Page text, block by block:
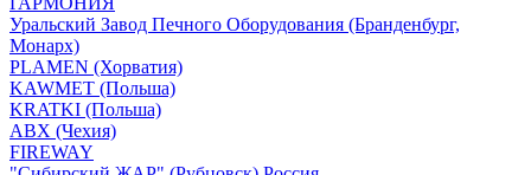
Уральский Завод Печного Оборудования (Бранденбург,
Монарх)
PLAMEN (Хорватия)
KAWMET (Польша)
KRATKI (Польша)
ABX (Чехия)
FIREWAY